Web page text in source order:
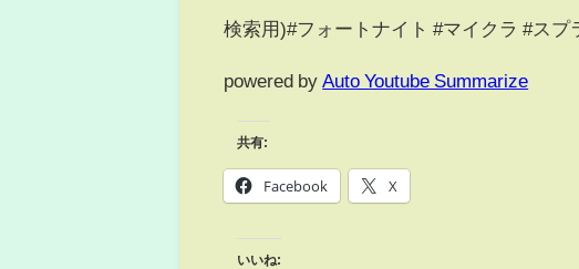
検索用)#フォートナイト #マイクラ #スプ
powered by Auto Youtube Summarize
共有:
Facebook X
いいね: